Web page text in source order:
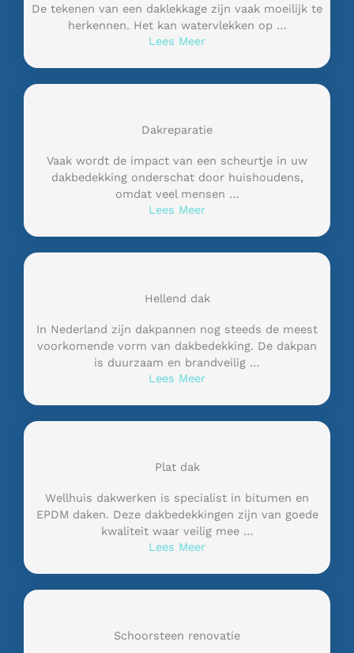
De tekenen van een daklekkage zijn vaak moeilijk te
herkennen. Het kan watervlekken op …
Lees Meer
Dakreparatie
Vaak wordt de impact van een scheurtje in uw
dakbedekking onderschat door huishoudens,
omdat veel mensen …
Lees Meer
Hellend dak
In Nederland zijn dakpannen nog steeds de meest
voorkomende vorm van dakbedekking. De dakpan
is duurzaam en brandveilig …
Lees Meer
Plat dak
Wellhuis dakwerken is specialist in bitumen en
EPDM daken. Deze dakbedekkingen zijn van goede
kwaliteit waar veilig mee …
Lees Meer
Schoorsteen renovatie